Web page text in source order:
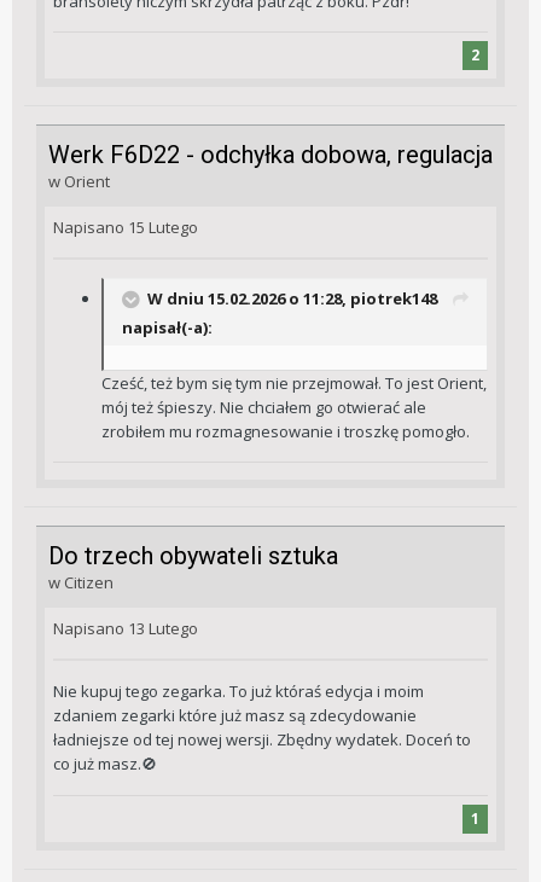
2
Werk F6D22 - odchyłka dobowa, regulacja
w Orient
Napisano 15 Lutego
W dniu 15.02.2026 o 11:28, piotrek148
napisał(-a):
Cześć, też bym się tym nie przejmował. To jest Orient,
mój też śpieszy. Nie chciałem go otwierać ale
zrobiłem mu rozmagnesowanie i troszkę pomogło.
Do trzech obywateli sztuka
w Citizen
Napisano 13 Lutego
Nie kupuj tego zegarka. To już któraś edycja i moim
zdaniem zegarki które już masz są zdecydowanie
ładniejsze od tej nowej wersji. Zbędny wydatek. Doceń to
co już masz.🚫
1